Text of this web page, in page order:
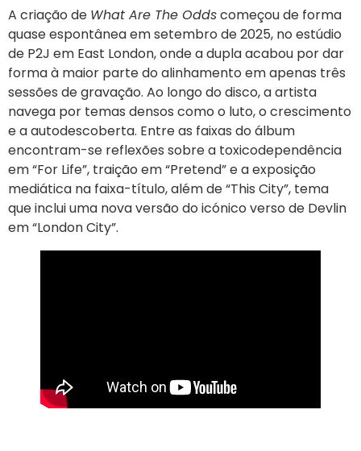
A criação de What Are The Oddscomeçou de forma
quase espontânea em setembro de 2025, no estúdio
de P2J em East London, onde a dupla acabou por dar
forma à maior parte do alinhamento em apenas três
sessões de gravação. Ao longo do disco, a artista
navega por temas densos como o luto, o crescimento
e a autodescoberta. Entre as faixas do álbum
encontram-se reflexões sobre a toxicodependência
em “For Life”, traição em “Pretend” e a exposição
mediática na faixa-título, além de “This City”, tema
que inclui uma nova versão do icónico verso de Devlin
em “London City”.